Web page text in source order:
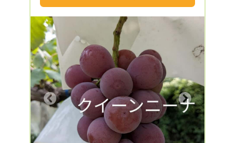
イキお願いします。 個人農家のため、た
くさんはありません。品切れの際はご容赦
ください。
Next